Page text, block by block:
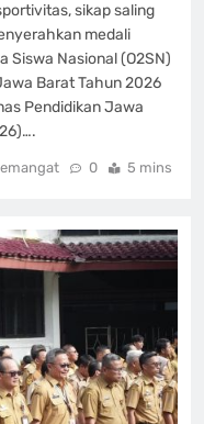
sikap saling
medali
Siswa Nasional (O2SN)
Barat Tahun 2026
Pendidikan Jawa
0 5 mins